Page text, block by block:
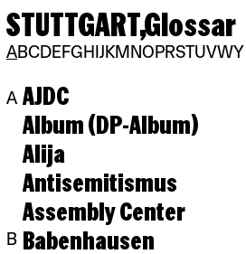
STUTTGART,Glossar
ABCDEFGH JKM NOPRSTUVWY
A AJDC
Album (DP-Album)
Alija
Antisemitismus
Assembly Center
B Babenhausen